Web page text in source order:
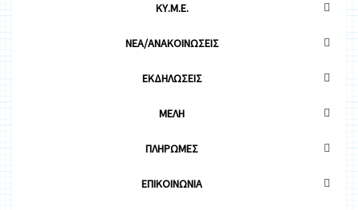
ΚΥ.Μ.Ε.
ΝΕΑ/ΑΝΑΚΟΙΝΩΣΕΙΣ
ΕΚΔΗΛΩΣΕΙΣ
ΜΕΛΗ
ΠΛΗΡΩΜΕΣ
ΕΠΙΚΟΙΝΩΝΙΑ